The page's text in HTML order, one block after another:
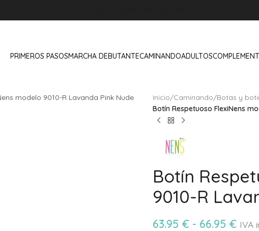
PRIMEROS PASOSMARCHA DEBUTANTECAMINANDOADULTOS
Inicio/Caminando/Botas y
Botín Respetuoso FlexiNens
Botín
9010-R
63.95 € - 66.95 € IVA